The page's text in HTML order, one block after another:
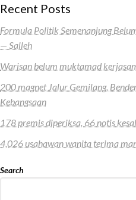
Recent Posts
Formula Politik Semenanjung
— Salleh
Warisan belum muktamad
200 magnet Jalur Gemilang,
Kebangsaan
178 premis diperiksa, 66 notis
4,026 usahawan wanita terima
Search